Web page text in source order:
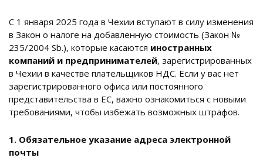
С 1 января 2025 года в Чехии вступают в силу изменения
в Закон о налоге на добавленную стоимость (Закон №
235/2004 Sb.), которые касаются иностранных
компаний и предпринимателей, зарегистрированных
в Чехии в качестве плательщиков НДС. Если у вас нет
зарегистрированного офиса или постоянного
представительства в ЕС, важно ознакомиться с новыми
требованиями, чтобы избежать возможных штрафов.
1. Обязательное указание адреса электронной
почты